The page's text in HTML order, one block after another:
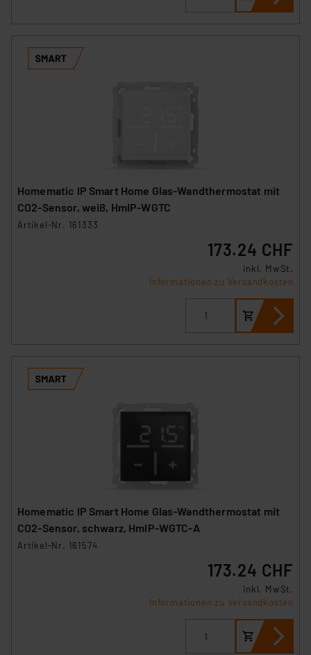
Homematic IP Smart Home Glas-Wandthermostat mit
CO2-Sensor, weiß, HmIP-WGTC
Artikel-Nr. 161333
173.24 CHF
inkl. MwSt.
Informationen zu Versandkosten
Homematic IP Smart Home Glas-Wandthermostat mit
CO2-Sensor, schwarz, HmIP-WGTC-A
Artikel-Nr. 161574
173.24 CHF
inkl. MwSt.
Informationen zu Versandkosten